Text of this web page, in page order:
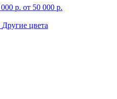
р. от 50 000 р.
Другие цвета